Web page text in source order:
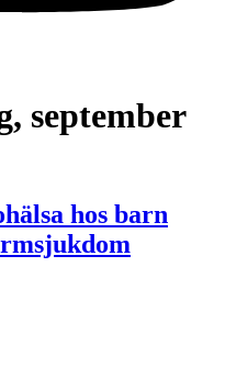
september
hos barn